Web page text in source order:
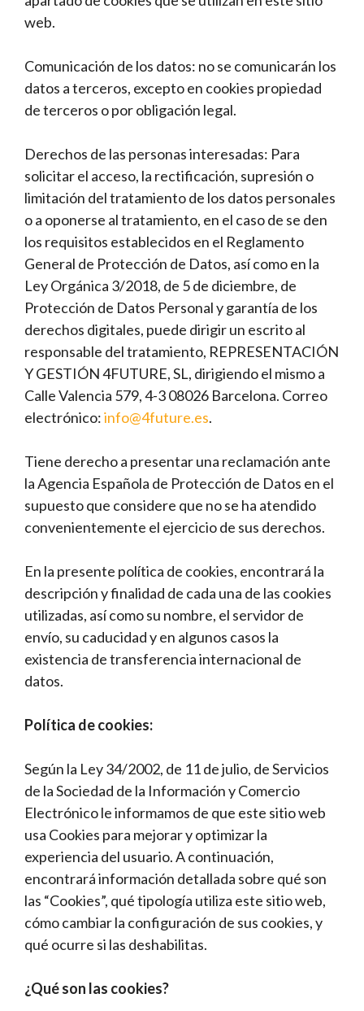
web.
Comunicación de los datos: no se comunicarán los
datos a terceros, excepto en cookies propiedad
de terceros o por obligación legal.
Derechos de las personas interesadas: Para
solicitar el acceso, la rectificación, supresión o
limitación del tratamiento de los datos personales
o a oponerse al tratamiento, en el caso de se den
los requisitos establecidos en el Reglamento
General de Protección de Datos, así como en la
Ley Orgánica 3/2018, de 5 de diciembre, de
Protección de Datos Personal y garantía de los
derechos digitales, puede dirigir un escrito al
responsable del tratamiento, REPRESENTACIÓN
Y GESTIÓN 4FUTURE, SL, dirigiendo el mismo a
Calle Valencia 579, 4-3 08026 Barcelona. Correo
electrónico:info@4future.es.
Tiene derecho a presentar una reclamación ante
la Agencia Española de Protección de Datos en el
supuesto que considere que no se ha atendido
convenientemente el ejercicio de sus derechos.
En la presente política de cookies, encontrará la
descripción y finalidad de cada una de las cookies
utilizadas, así como su nombre, el servidor de
envío, su caducidad y en algunos casos la
existencia de transferencia internacional de
datos.
Política de cookies:
Según la Ley 34/2002, de 11 de julio, de Servicios
de la Sociedad de la Información y Comercio
Electrónico le informamos de que este sitio web
usa Cookies para mejorar y optimizar la
experiencia del usuario. A continuación,
encontrará información detallada sobre qué son
las “Cookies”, qué tipología utiliza este sitio web,
cómo cambiar la configuración de sus cookies, y
qué ocurre si las deshabilitas.
¿Qué son las cookies?